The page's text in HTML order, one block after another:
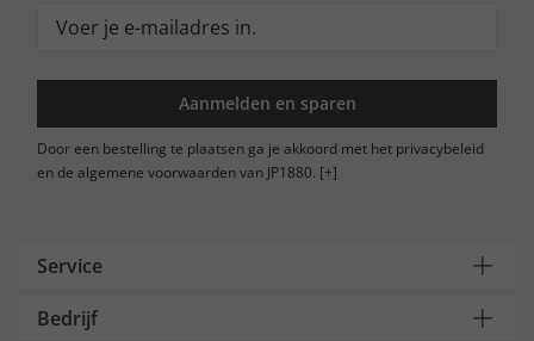
Aanmelden en sparen
Door een bestelling te plaatsen ga je akkoord met het privacybeleid
en de algemene voorwaarden van JP1880. [+]
Service
Bedrijf